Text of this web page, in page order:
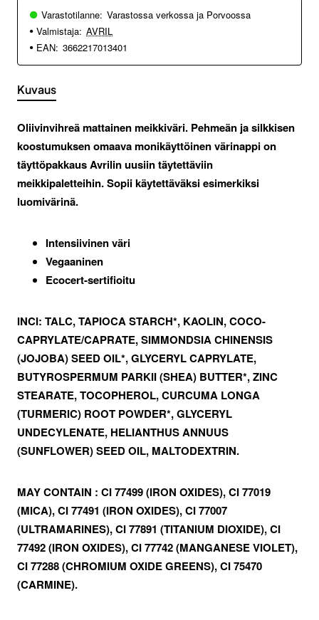
Varastotilanne: Varastossa verkossa ja Porvoossa
Valmistaja: AVRIL
EAN: 3662217013401
Kuvaus
Oliivinvihreä mattainen meikkiväri. Pehmeän ja silkkisen
koostumuksen omaava monikäyttöinen värinappi on
täyttöpakkaus Avrilin uusiin täytettäviin
meikkipaletteihin. Sopii käytettäväksi esimerkiksi
luomivärinä.
Intensiivinen väri
Vegaaninen
Ecocert-sertifioitu
INCI: TALC, TAPIOCA STARCH*, KAOLIN, COCO-
CAPRYLATE/CAPRATE, SIMMONDSIA CHINENSIS
(JOJOBA) SEED OIL*, GLYCERYL CAPRYLATE,
BUTYROSPERMUM PARKII (SHEA) BUTTER*, ZINC
STEARATE, TOCOPHEROL, CURCUMA LONGA
(TURMERIC) ROOT POWDER*, GLYCERYL
UNDECYLENATE, HELIANTHUS ANNUUS
(SUNFLOWER) SEED OIL, MALTODEXTRIN.
MAY CONTAIN : CI 77499 (IRON OXIDES), CI 77019
(MICA), CI 77491 (IRON OXIDES), CI 77007
(ULTRAMARINES), CI 77891 (TITANIUM DIOXIDE), CI
77492 (IRON OXIDES), CI 77742 (MANGANESE VIOLET),
CI 77288 (CHROMIUM OXIDE GREENS), CI 75470
(CARMINE).